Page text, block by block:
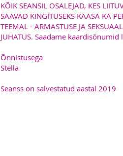
KÕIK SEANSIL OSALEJAD, KES
SAAVAD KINGITUSEKS KAASA KA
TEEMAL - ARMASTUSE JA
JUHATUS. Saadame
Õnnistusega
Stella
Seanss on salvestatud aastal 2019